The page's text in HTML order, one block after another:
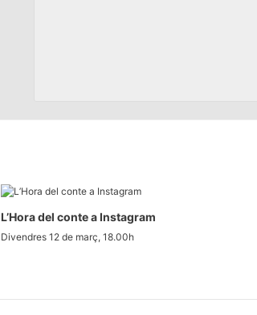
L’Hora del conte a Instagram
Divendres 12 de març, 18.00h